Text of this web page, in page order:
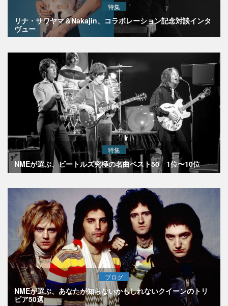
特集
リナ・サワヤマ＆Nakajin、コラボレーション記念対談インタ
ヴュー
特集
NMEが選ぶ、ビートルズ究極の名曲ベスト50 1位〜10位
ブログ
NMEが選ぶ、あなたが知らないかもしれないクイーンのトリ
ビア50選